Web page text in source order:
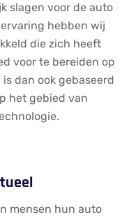
slagen voor de auto
hebben wij
die zich heeft
voor te bereiden op
dan ook gebaseerd
het gebied van
mensen hun auto